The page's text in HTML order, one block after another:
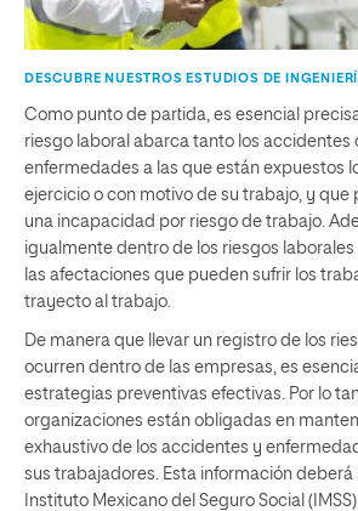
DESCUBRE NUESTROS ESTUDIOS DE
Como punto de partida, es esencial
riesgo laboral abarca tanto los accidentes
enfermedades a las que están expuestos
ejercicio o con motivo de su trabajo, y que
una incapacidad por riesgo de trabajo.
igualmente dentro de los riesgos
las afectaciones que pueden sufrir los
trayecto al trabajo.
De manera que llevar un registro de los
ocurren dentro de las empresas, es
estrategias preventivas efectivas. Por lo
organizaciones están obligadas en
exhaustivo de los accidentes y
sus trabajadores. Esta información deberá
Instituto Mexicano del Seguro Social